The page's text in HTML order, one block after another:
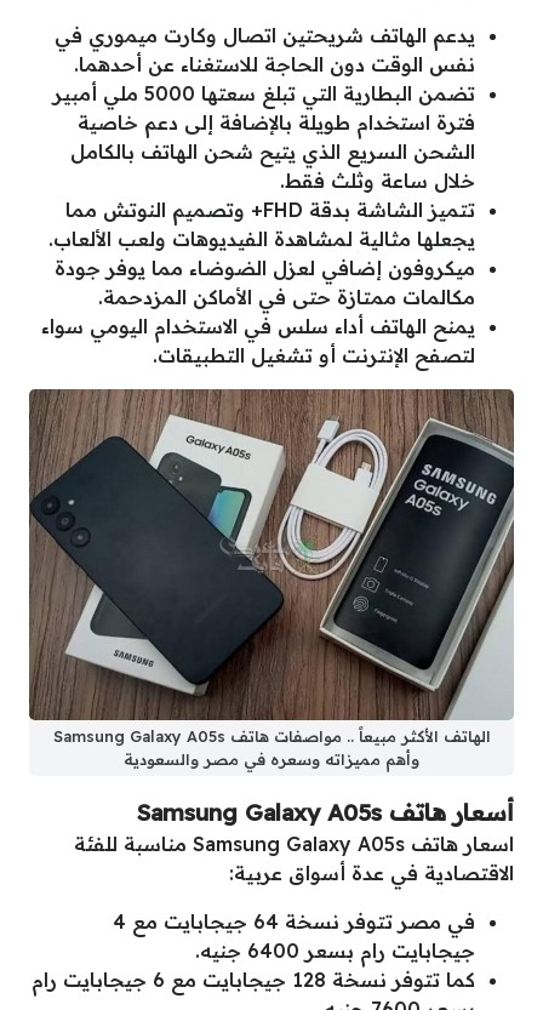
يدعم الهاتف شريحتين اتصال وكارت ميموري في
نفس الوقت دون الحاجة للاستغناء عن أحدهما.
تضمن البطارية التي تبلغ سعتها 5000 ملي أمبير
فترة استخدام طويلة بالإضافة إلى دعم خاصية
الشحن السريع الذي يتيح شحن الهاتف بالكامل
خلال ساعة وثلث فقط.
تتميز الشاشة بدقة FHD+ وتصميم النوتش مما
يجعلها مثالية لمشاهدة الفيديوهات ولعب الألعاب.
ميكروفون إضافي لعزل الضوضاء مما يوفر جودة
مكالمات ممتازة حتى في الأماكن المزدحمة.
يمنح الهاتف أداء سلس في الاستخدام اليومي سواء
لتصفح الإنترنت أو تشغيل التطبيقات.
الهاتف الأكثر مبيعاً .. مواصفات هاتف Samsung Galaxy A05s
وأهم مميزاته وسعره في مصر والسعودية
أسعار هاتف Samsung Galaxy A05s
اسعار هاتف Samsung Galaxy A05s مناسبة للفئة
الاقتصادية في عدة أسواق عربية:
في مصر تتوفر نسخة 64 جيجابايت مع 4
جيجابايت رام بسعر 6400 جنيه.
كما تتوفر نسخة 128 جيجابايت مع 6 جيجابايت رام